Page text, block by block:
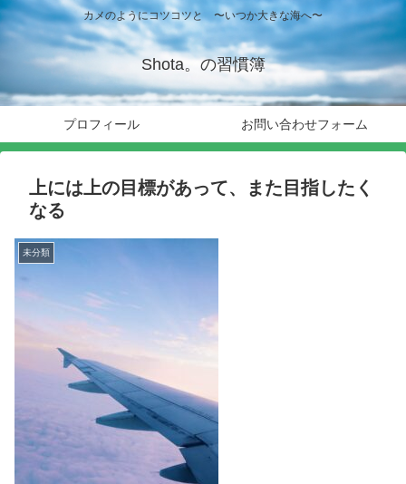
カメのようにコツコツと 〜いつか大きな海へ〜
Shota。の習慣簿
プロフィール お問い合わせフォーム
上には上の目標があって、また目指したく
なる
未分類